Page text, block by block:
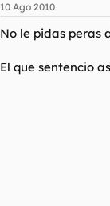
10 Ago 2010
No le pidas peras
El que sentencio